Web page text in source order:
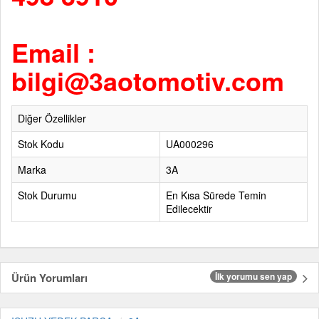
Email :
bilgi@3aotomotiv.com
Diğer Özellikler
Stok Kodu
UA000296
Marka
3A
Stok Durumu
En Kısa Sürede Temin
Edilecektir
Ürün Yorumları İlk yorumu sen yap